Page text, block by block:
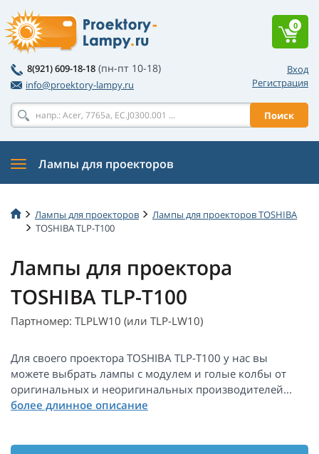
Вход
Регистрация
8(921) 609-18-18 (пн-пт 10-18)
info@proektory-lampy.ru
Поиск
0
Лампы для проекторов
Лампы для проекторов
Лампы для проекторов TOSHIBA
TOSHIBA TLP-T100
Лампы для проектора
TOSHIBA TLP-T100
Партномер: TLPLW10 (или TLP-LW10)
Для своего проектора TOSHIBA TLP-T100 у нас вы
можете выбрать лампы с модулем и голые колбы от
оригинальных и неоригинальных производителей...